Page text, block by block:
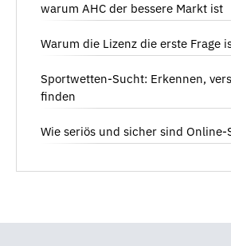
warum AHC der bessere Markt ist
Warum die Lizenz die erste Frage
Sportwetten-Sucht: Erkennen,
finden
Wie seriös und sicher sind